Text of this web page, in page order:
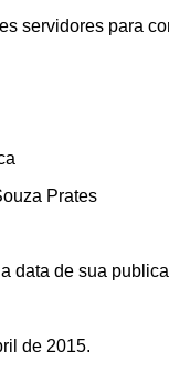
servidores para
Prates
data de sua
de 2015.